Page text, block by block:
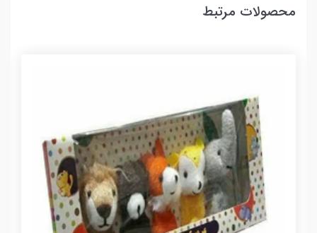
محصولات مرتبط